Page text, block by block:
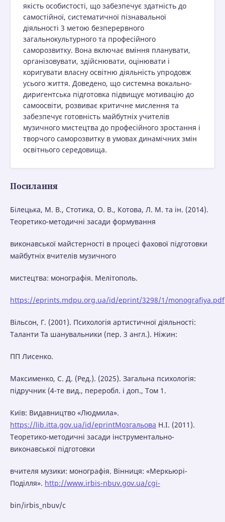
якість особистості, що забезпечує здатність до
самостійної, систематичної пізнавальної
діяльності 3 метою безперервного
загальнокультурного та професійного
саморозвитку. Вона включає вміння планувати,
організовувати, здійснювати, оцінювати і
коригувати власну освітню діяльність упродовж
усього життя. Доведено, що системна вокально-
диригентська підготовка підвищує мотивацію до
самоосвіти, розвиває критичне мислення та
забезпечує готовність майбутніх учителів
музичного мистецтва до професійного зростання і
творчого саморозвитку в умовах динамічних змін
освітнього середовища.
Посилання
Білецька, M. В., Стотика, O. В., Котова, Л. M. та ін. (2014).
Теоретико-методичні засади формування
виконавської майстерності в процесі фахової підготовки
майбутніх вчителів музичного
мистецтва: монографія. Мелітополь.
https://eprints.mdpu.org.ua/id/eprint/3298/1/monografiya.pdf
Вільсон, Г. (2001). Психологія артистичної діяльності:
Таланти Ta шанувальники (пер. 3 англ.). Ніжин:
ПП Лисенко.
Максименко, С. Д. (Ред.). (2025). Загальна психологія:
підручник (4-те вид., переробл. і доп., Том 1.
Київ: Видавництво «Людмила».
https://lib.itta.gov.ua/id/eprintМозгальова H.I. (2011).
Теоретико-методичні засади інструментально-
виконавської підготовки
вчителя музики: монографія. Вінниця: «Меркьюрі-
Поділля». http://www.irbis-nbuv.gov.ua/cgi-
bin/irbis_nbuv/c